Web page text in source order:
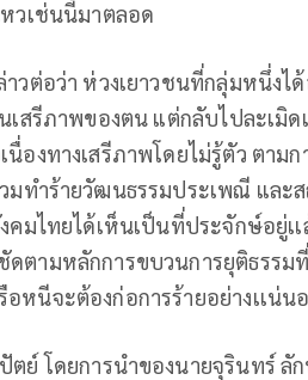
หวเช่นนี้มาตลอด
วต่อว่า ห่วงเยาวชนที่กลุ่มหนึ่ง
นเสรีภาพของตน แต่กลับไปละเมิ
นื่องทางเสรีภาพโดยไม่รู้ตัว ตา
มทำร้ายวัฒนธรรมประเพณี และ
คมไทยได้เห็นเป็นที่ประจักษ์อยู่เ
ตามหลักการขบวนการยุติธรรม
หนีจะต้องก่อการร้ายอย่างเเน่น
ตย์ โดยการนำของนายจุรินทร์